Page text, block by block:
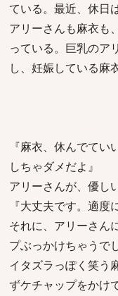
ている。最近、休日
アリーさんも麻衣も
っている。巨乳のア
し、妊娠している麻
『麻衣、休んでて
しちゃダメだよ』
アリーさんが、優し
『大丈夫です。適
それに、アリーさん
プぶっかけちゃうで
イタズラっぽく笑う
ずケチャップをかけ